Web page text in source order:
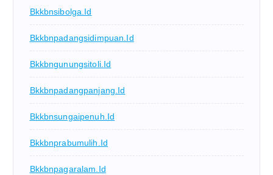
Bkkbnsibolga.id
Bkkbnpadangsidimpuan.id
Bkkbngunungsitoli.id
Bkkbnpadangpanjang.id
Bkkbnsungaipenuh.id
Bkkbnprabumulih.id
Bkkbnpagaralam.id